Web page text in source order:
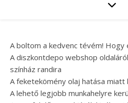
A boltom a kedvenc tévém! Hogy
A diszkontdepo webshop
színház randira
A feketekömény olaj hatása miatt
A lehető legjobb munkahelyre